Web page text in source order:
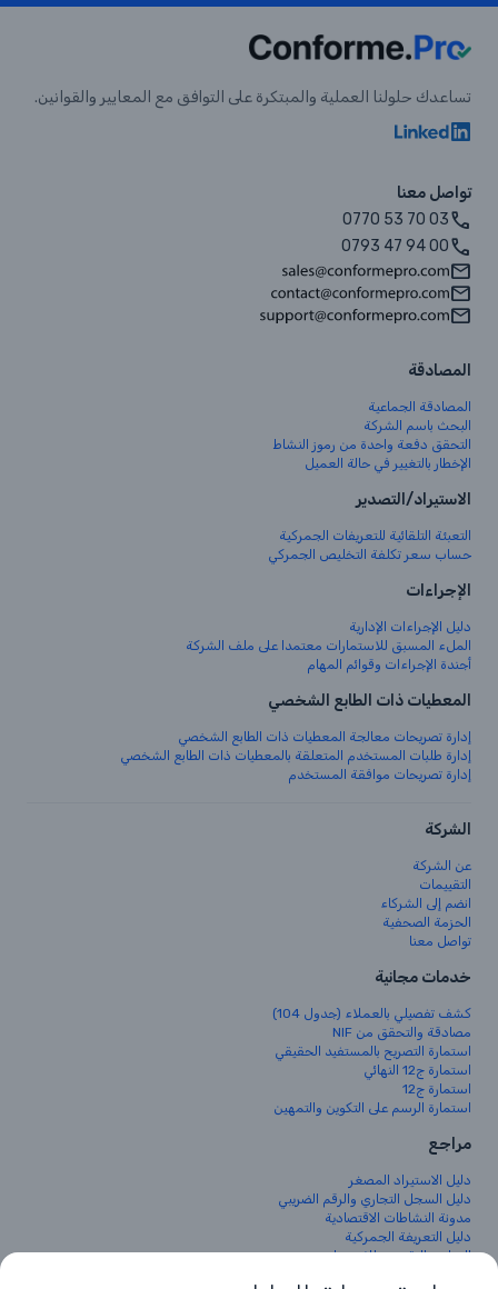
تساعدك حلولنا العملية والمبتكرة على التوافق مع المعايير والقوانين.
تواصل معنا
0770 53 70 03
0793 47 94 00
المصادقة
المصادقة الجماعية
البحث باسم الشركة
التحقق دفعة واحدة من رموز النشاط
الإخطار بالتغيير في حالة العميل
الاستيراد/التصدير
التعبئة التلقائية للتعريفات الجمركية
حساب سعر تكلفة التخليص الجمركي
الإجراءات
دليل الإجراءات الإدارية
الملء المسبق للاستمارات معتمدا على ملف الشركة
أجندة الإجراءات وقوائم المهام
المعطيات ذات الطابع الشخصي
إدارة تصريحات معالجة المعطيات ذات الطابع الشخصي
إدارة طلبات المستخدم المتعلقة بالمعطيات ذات الطابع الشخصي
إدارة تصريحات موافقة المستخدم
الشركة
عن الشركة
التقييمات
انضم إلى الشركاء
الحزمة الصحفية
تواصل معنا
خدمات مجانية
كشف تفصيلي بالعملاء (جدول 104)
مصادقة والتحقق من NIF
استمارة التصريح بالمستفيد الحقيقي
استمارة ج12 النهائي
استمارة ج12
استمارة الرسم على التكوين والتمهين
مراجع
دليل الاستيراد المصغر
دليل السجل التجاري والرقم الضريبي
مدونة النشاطات الاقتصادية
دليل التعريفة الجمركية
البرنامج التقديري للاستيراد